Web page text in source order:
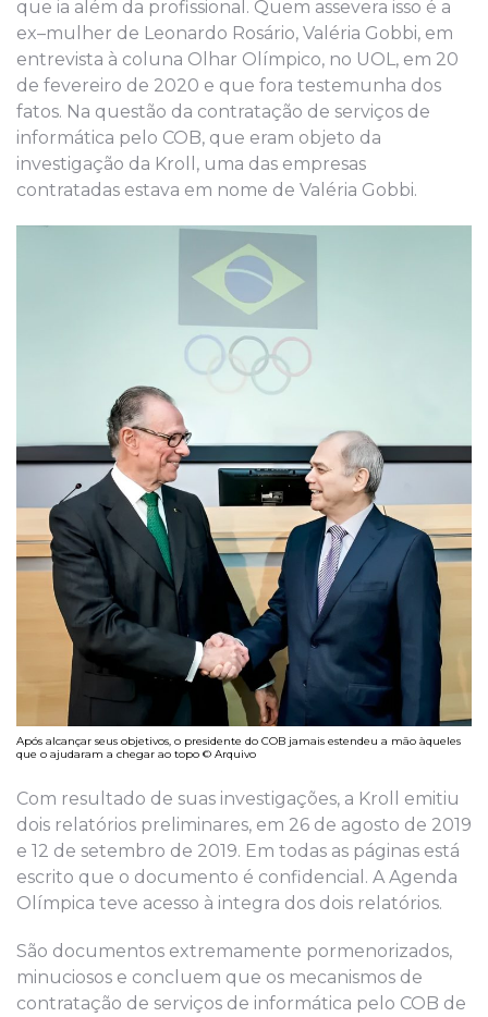
que ia além da profissional. Quem assevera isso é a
ex–mulher de Leonardo Rosário, Valéria Gobbi, em
entrevista à coluna Olhar Olímpico, no UOL, em 20
de fevereiro de 2020 e que fora testemunha dos
fatos. Na questão da contratação de serviços de
informática pelo COB, que eram objeto da
investigação da Kroll, uma das empresas
contratadas estava em nome de Valéria Gobbi.
Após alcançar seus objetivos, o presidente do COB jamais estendeu a mão àqueles
que o ajudaram a chegar ao topo © Arquivo
Com resultado de suas investigações, a Kroll emitiu
dois relatórios preliminares, em 26 de agosto de 2019
e 12 de setembro de 2019. Em todas as páginas está
escrito que o documento é confidencial. A Agenda
Olímpica teve acesso à integra dos dois relatórios.
São documentos extremamente pormenorizados,
minuciosos e concluem que os mecanismos de
contratação de serviços de informática pelo COB de